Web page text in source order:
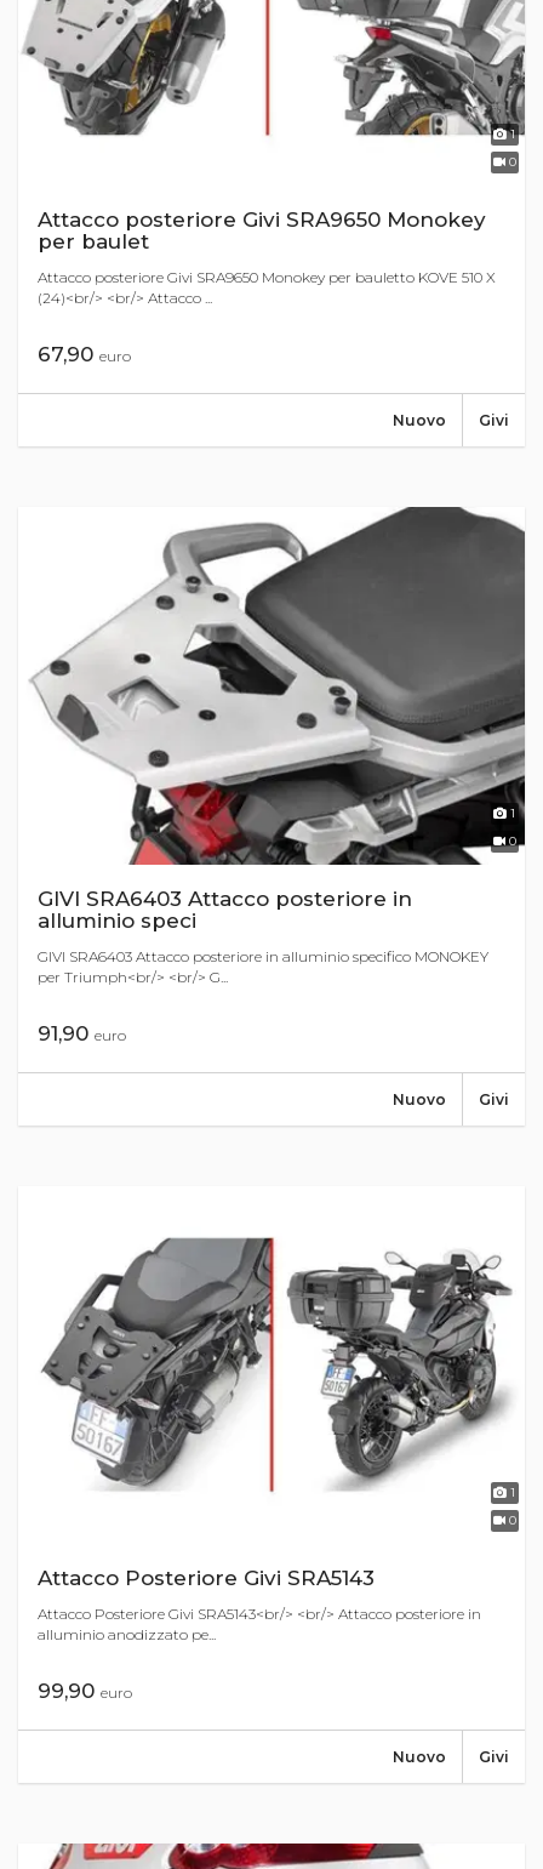
1
0
Attacco posteriore Givi SRA9650 Monokey
per baulet
Attacco posteriore Givi SRA9650 Monokey per bauletto KOVE 510 X
(24)<br/> <br/> Attacco ...
67,90 euro
Givi
Nuovo
1
0
GIVI SRA6403 Attacco posteriore in
alluminio speci
GIVI SRA6403 Attacco posteriore in alluminio specifico MONOKEY
per Triumph<br/> <br/> G...
91,90 euro
Givi
Nuovo
1
0
Attacco Posteriore Givi SRA5143
Attacco Posteriore Givi SRA5143<br/> <br/> Attacco posteriore in
alluminio anodizzato pe...
99,90 euro
Givi
Nuovo